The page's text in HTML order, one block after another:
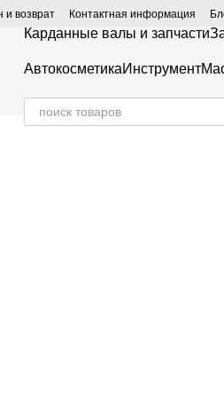
и возврат Контактная информация
Карданные валы и запчасти
АвтокосметикаИнструмент